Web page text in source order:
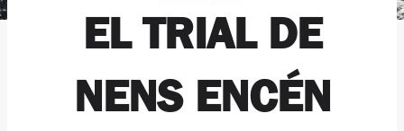
EL TRIAL DE
NENS ENCÉN